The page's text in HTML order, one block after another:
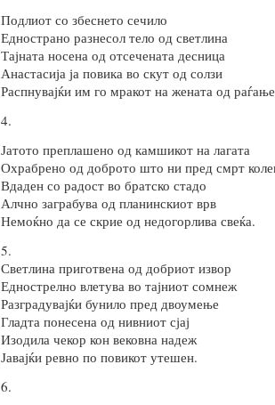
Подлиот со збеснето сечило
Еднострано разнесол тело од светлина
Тајната носена од отсечената десница
Анастасија ја повика во скут од солзи
Распнувајќи им го мракот на жената од
4.
Јатото преплашено од камшикот на лагата
Охрабрено од доброто што ни пред смрт
Вдаден со радост во братско стадо
Алчно заграбува од планинскиот врв
Немоќно да се скрие од недогорлива свеќа.
5.
Светлина приготвена од добриот извор
Еднострелно влетува во тајниот сомнеж
Разградувајќи бунило пред двоумење
Гладта понесена од нивниот сјај
Изодила чекор кон вековна надеж
Јавајќи ревно по повикот утешен.
6.